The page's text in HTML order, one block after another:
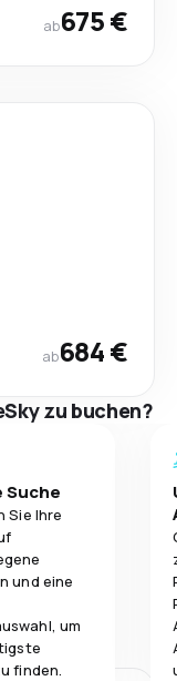
ab675 €
ab684 €
zu buchen?
Suche
Sie Ihre
und eine
um
finden.